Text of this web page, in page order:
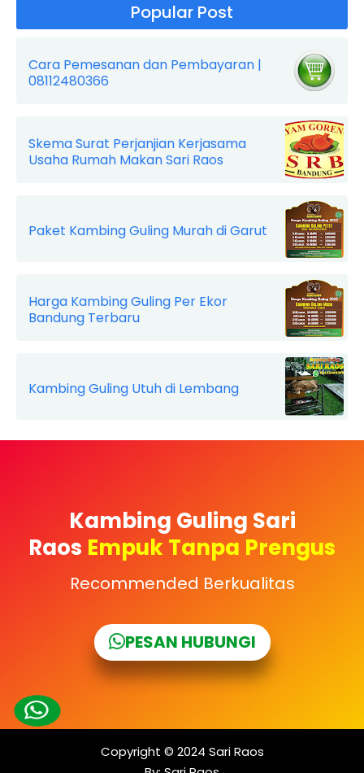
Popular Post
Cara Pemesanan dan Pembayaran |
08112480366
Skema Surat Perjanjian Kerjasama
Usaha Rumah Makan Sari Raos
Paket Kambing Guling Murah di Garut
Harga Kambing Guling Per Ekor
Bandung Terbaru
Kambing Guling Utuh di Lembang
Kambing Guling Sari
Raos Empuk Tanpa Prengus
Recommended Berkualitas
PESAN HUBUNGI
Copyright © 2024 Sari Raos